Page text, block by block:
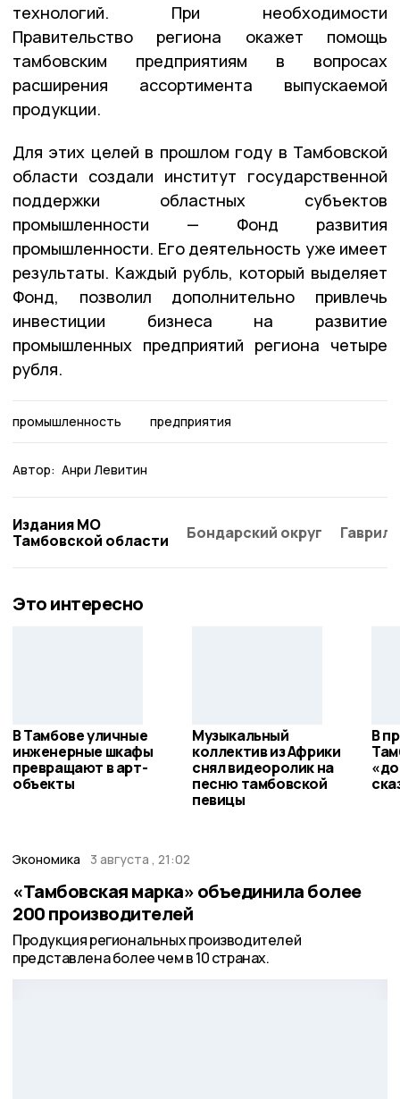
технологий. При необходимости
Правительство региона окажет помощь
тамбовским предприятиям в вопросах
расширения ассортимента выпускаемой
продукции.
Для этих целей в прошлом году в Тамбовской
области создали институт государственной
поддержки областных субъектов
промышленности — Фонд развития
промышленности. Его деятельность уже имеет
результаты. Каждый рубль, который выделяет
Фонд, позволил дополнительно привлечь
инвестиции бизнеса на развитие
промышленных предприятий региона четыре
рубля.
промышленность предприятия
Автор: Анри Левитин
Издания МО
Тамбовской области
Бондарский округ
Это интересно
В Тамбове уличные
инженерные шкафы
превращают в арт-
объекты
Музыкальный
коллектив из Африки
снял видеоролик на
песню тамбовской
певицы
В
Экономика 3 августа , 21:02
«Тамбовская марка» объединила более
200 производителей
Продукция региональных производителей
представлена более чем в 10 странах.